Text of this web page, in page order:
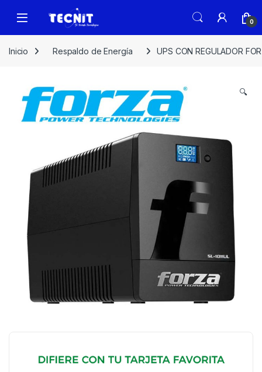
0
Inicio Respaldo de Energía UPS CON REGULADOR
🔍